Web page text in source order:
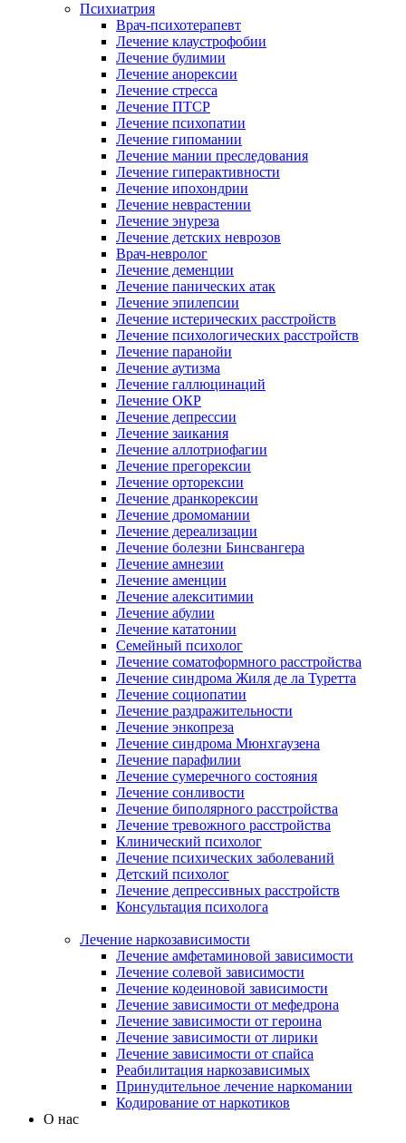
Психиатрия
Врач-психотерапевт
Лечение клаустрофобии
Лечение булимии
Лечение анорексии
Лечение стресса
Лечение ПТСР
Лечение психопатии
Лечение гипомании
Лечение мании преследования
Лечение гиперактивности
Лечение ипохондрии
Лечение неврастении
Лечение энуреза
Лечение детских неврозов
Врач-невролог
Лечение деменции
Лечение панических атак
Лечение эпилепсии
Лечение истерических расстройств
Лечение психологических расстройств
Лечение паранойи
Лечение аутизма
Лечение галлюцинаций
Лечение ОКР
Лечение депрессии
Лечение заикания
Лечение аллотриофагии
Лечение прегорексии
Лечение орторексии
Лечение дранкорексии
Лечение дромомании
Лечение дереализации
Лечение болезни Бинсвангера
Лечение амнезии
Лечение аменции
Лечение алекситимии
Лечение абулии
Лечение кататонии
Семейный психолог
Лечение соматоформного расстройства
Лечение синдрома Жиля де ла Туретта
Лечение социопатии
Лечение раздражительности
Лечение энкопреза
Лечение синдрома Мюнхгаузена
Лечение парафилии
Лечение сумеречного состояния
Лечение сонливости
Лечение биполярного расстройства
Лечение тревожного расстройства
Клинический психолог
Лечение психических заболеваний
Детский психолог
Лечение депрессивных расстройств
Консультация психолога
Лечение наркозависимости
Лечение амфетаминовой зависимости
Лечение солевой зависимости
Лечение кодеиновой зависимости
Лечение зависимости от мефедрона
Лечение зависимости от героина
Лечение зависимости от лирики
Лечение зависимости от спайса
Реабилитация наркозависимых
Принудительное лечение наркомании
Кодирование от наркотиков
О нас